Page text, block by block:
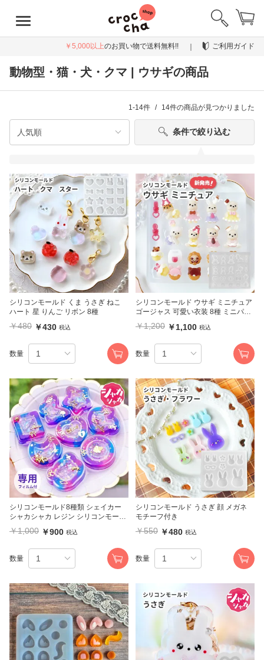
￥5,000以上のお買い物で送料無料!! ご利用ガイド
動物型・猫・犬・クマ | ウサギの商品
1-14件 14件の商品が見つかりました
条件で絞り込む
シリコンモールド くま うさぎ ねこ
ハート 星 りんご リボン 8種
￥480 ￥430 税込
数量
シリコンモールド ウサギ ミニチュア
ゴージャス 可愛い衣装 8種 ミニパー
ツ
￥1,200 ￥1,100 税込
数量
シリコンモールド8種類 シェイカー
シャカシャカ レジン シリコンモール
ドとフィルムのセット
￥1,000 ￥900 税込
数量
シリコンモールド うさぎ 顔 メガネ
モチーフ付き
￥550 ￥480 税込
数量